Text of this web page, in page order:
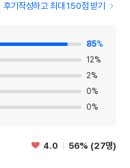
후기작성하고 최대 150점 받기
85%
12%
2%
0%
0%
4.0 56% (27명)